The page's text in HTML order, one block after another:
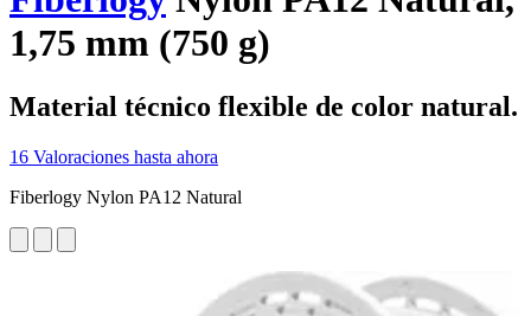
1,75 mm (750 g)
Material técnico flexible de color natural.
16 Valoraciones hasta ahora
Fiberlogy Nylon PA12 Natural